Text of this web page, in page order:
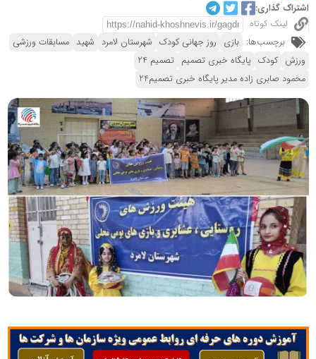
اشتراک گذاری:
لینک کوتاه
برچسب‌ها: بازی روز جهانی کودک شهرستان لامرد شهید مسابقات ورزشی
ورزش کودک پایگاه خبری تصمیم تصمیم 24
محمود صابری زاده مدیر پایگاه خبری تصمیم24